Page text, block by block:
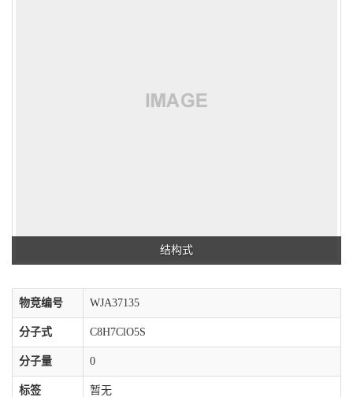
结构式
物竞编号 WJA37135
分子式 C8H7ClO5S
分子量 0
标签 暂无